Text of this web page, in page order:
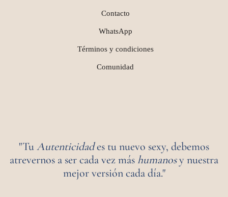
Contacto
WhatsApp
Términos y condiciones
Comunidad
"TuAutenticidades tu nuevo sexy, debemos
atrevernos a ser cada vez máshumanosy nuestra
mejor versión cada día."